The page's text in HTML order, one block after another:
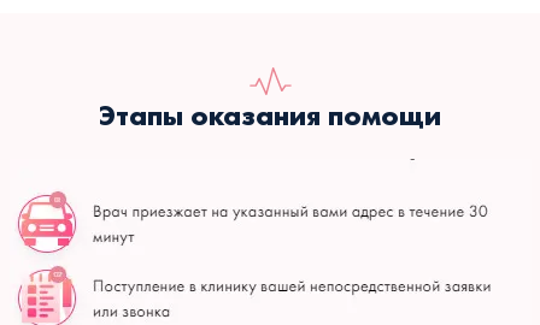
Этапы оказания помощи